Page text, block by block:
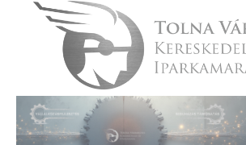
Tolna Vármegyei
Iparkamara